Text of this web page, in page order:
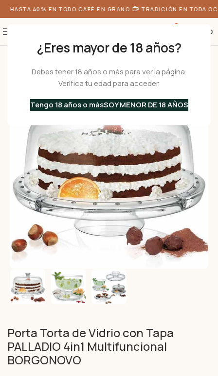
¿Eres mayor de 18 años?
Debes tener 18 años o más para ver la página.
Verifica tu edad para acceder.
Tengo 18 años o másSOY MENOR DE 18 AÑOS
HASTA 40% EN TODO CAFÉ EN GRANO TRADICIÓN EN TODA
0.00
Porta Tortas•
Porta Torta de Vidrio con Tapa
PALLADIO 4in1 Multifuncional
BORGONOVO